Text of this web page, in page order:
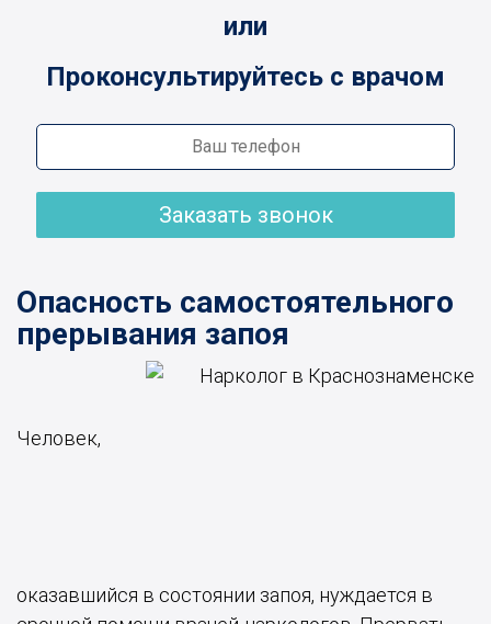
или
Проконсультируйтесь с врачом
Заказать звонок
Опасность самостоятельного
прерывания запоя
Человек,
оказавшийся в состоянии запоя, нуждается в